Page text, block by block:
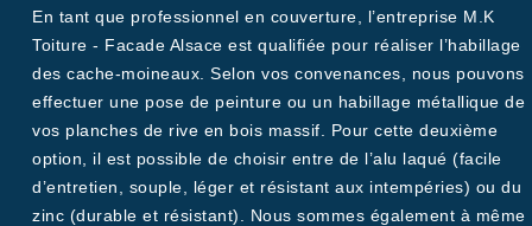
En tant que professionnel en couverture, l’entreprise M.K
Toiture - Facade Alsace est qualifiée pour réaliser l’habillage
des cache-moineaux. Selon vos convenances, nous pouvons
effectuer une pose de peinture ou un habillage métallique de
vos planches de rive en bois massif. Pour cette deuxième
option, il est possible de choisir entre de l’alu laqué (facile
d’entretien, souple, léger et résistant aux intempéries) ou du
zinc (durable et résistant). Nous sommes également à même